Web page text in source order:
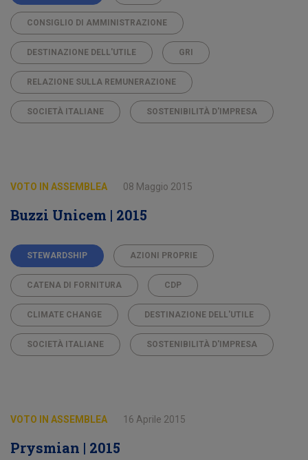
CONSIGLIO DI AMMINISTRAZIONE
DESTINAZIONE DELL'UTILE GRI
RELAZIONE SULLA REMUNERAZIONE
SOCIETÀ ITALIANE SOSTENIBILITÀ D'IMPRESA
VOTO IN ASSEMBLEA 08 Maggio 2015
Buzzi Unicem | 2015
STEWARDSHIP AZIONI PROPRIE
CATENA DI FORNITURA CDP
CLIMATE CHANGE DESTINAZIONE DELL'UTILE
SOCIETÀ ITALIANE SOSTENIBILITÀ D'IMPRESA
VOTO IN ASSEMBLEA 16 Aprile 2015
Prysmian | 2015